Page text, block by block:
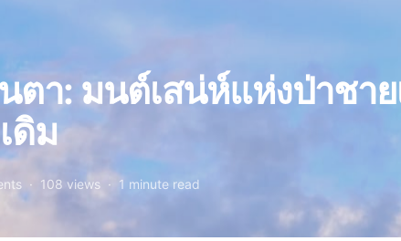
ตา: มนต์เสน่ห์แห่งป่าชา
ดิม
108 views 1 minute read